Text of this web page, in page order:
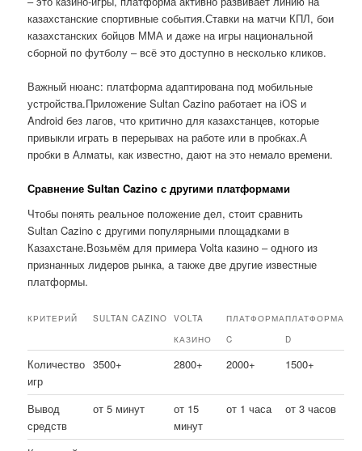
казахстанские спортивные события.Ставки на матчи КПЛ, бои
казахстанских бойцов ММА и даже на игры национальной
сборной по футболу – всё это доступно в несколько кликов.
Важный нюанс: платформа адаптирована под мобильные
устройства.Приложение Sultan Cazino работает на iOS и
Android без лагов, что критично для казахстанцев, которые
привыкли играть в перерывах на работе или в пробках.А
пробки в Алматы, как известно, дают на это немало времени.
Сравнение Sultan Cazino с другими платформами
Чтобы понять реальное положение дел, стоит сравнить
Sultan Cazino с другими популярными площадками в
Казахстане.Возьмём для примера Volta казино – одного из
признанных лидеров рынка, а также две другие известные
платформы.
КРИТЕРИЙ SULTAN CAZINO
VOLTA
КАЗИНО
ПЛАТФОРМА
C
ПЛАТФОРМА
D
Количество
игр
3500+ 2800+ 2000+ 1500+
Вывод
средств
от 5 минут
от 15
минут
от 1 часа от 3 часов